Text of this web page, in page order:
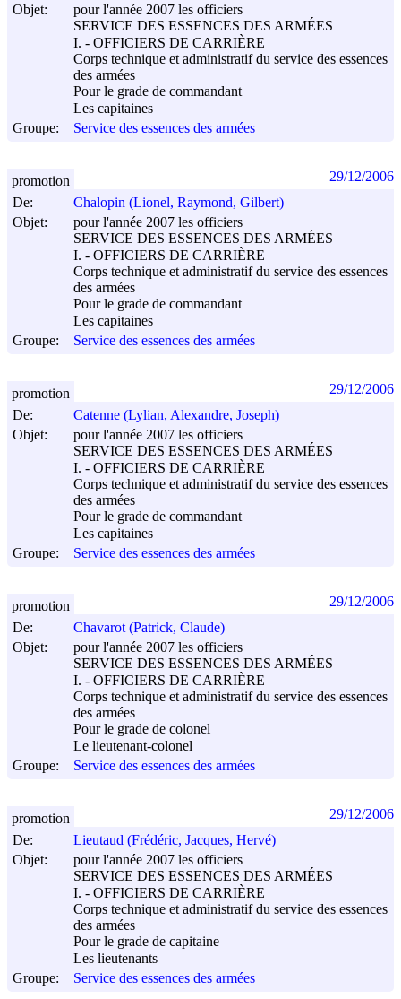
Objet:
pour l'année 2007 les officiers
SERVICE DES ESSENCES DES ARMÉES
I. - OFFICIERS DE CARRIÈRE
Corps technique et administratif du service des essences
des armées
Pour le grade de commandant
Les capitaines
Groupe:
Service des essences des armées
De:
Chalopin (Lionel, Raymond, Gilbert)
Objet:
pour l'année 2007 les officiers
SERVICE DES ESSENCES DES ARMÉES
I. - OFFICIERS DE CARRIÈRE
Corps technique et administratif du service des essences
des armées
Pour le grade de commandant
Les capitaines
Groupe:
Service des essences des armées
promotion 29/12/2006
De:
Catenne (Lylian, Alexandre, Joseph)
Objet:
pour l'année 2007 les officiers
SERVICE DES ESSENCES DES ARMÉES
I. - OFFICIERS DE CARRIÈRE
Corps technique et administratif du service des essences
des armées
Pour le grade de commandant
Les capitaines
Groupe:
Service des essences des armées
promotion 29/12/2006
De:
Chavarot (Patrick, Claude)
Objet:
pour l'année 2007 les officiers
SERVICE DES ESSENCES DES ARMÉES
I. - OFFICIERS DE CARRIÈRE
Corps technique et administratif du service des essences
des armées
Pour le grade de colonel
Le lieutenant-colonel
Groupe:
Service des essences des armées
promotion 29/12/2006
De:
Lieutaud (Frédéric, Jacques, Hervé)
Objet:
pour l'année 2007 les officiers
SERVICE DES ESSENCES DES ARMÉES
I. - OFFICIERS DE CARRIÈRE
Corps technique et administratif du service des essences
des armées
Pour le grade de capitaine
Les lieutenants
Groupe:
Service des essences des armées
promotion 29/12/2006